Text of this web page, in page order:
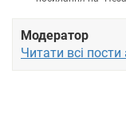
Модератор
Читати всі